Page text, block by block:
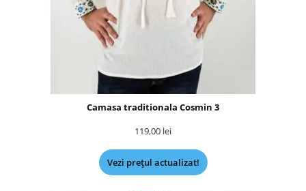
Camasa traditionala Cosmin 3
119,00 lei
Vezi prețul actualizat!